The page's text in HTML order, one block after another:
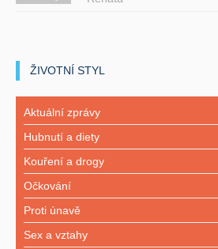
ŽIVOTNÍ STYL
Aktuální zprávy
Hubnutí a diety
Kouření a drogy
Očkování
Proti únavě
Sex a vztahy